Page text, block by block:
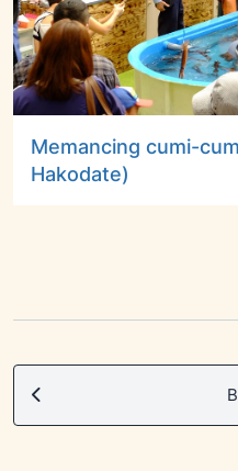
Memancing cumi-
Hakodate)